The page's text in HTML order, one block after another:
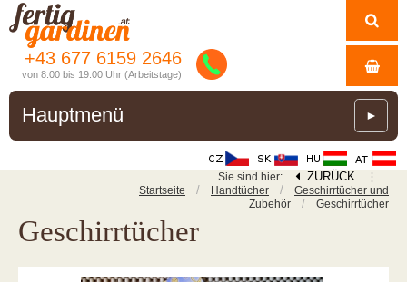
+43 677 6159 2646
von 8:00 bis 19:00 Uhr (Arbeitstage)
Hauptmenü ►
Sie sind hier: ZURÜCK ⋮
Startseite / Handtücher /
Geschirrtücher und
Zubehör
/ Geschirrtücher
Geschirrtücher